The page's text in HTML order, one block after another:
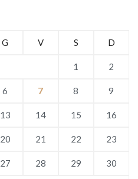
G V S D
1 2
6 7 8 9
13 14 15 16
20 21 22 23
27 28 29 30